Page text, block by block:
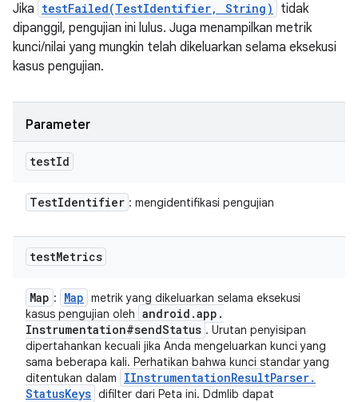
Jika testFailed(TestIdentifier, String)
tidak
dipanggil, pengujian ini lulus. Juga menampilkan metrik
kunci/nilai yang mungkin telah dikeluarkan selama eksekusi
kasus pengujian.
Parameter
testId
TestIdentifier : mengidentifikasi pengujian
testMetrics
Map : Map metrik yang dikeluarkan selama eksekusi
kasus pengujian oleh android .app .
Instrumentation#sendStatus . Urutan penyisipan
dipertahankan kecuali jika Anda mengeluarkan kunci yang
sama beberapa kali. Perhatikan bahwa kunci standar yang
ditentukan dalam
IInstrumentationResultParser.
StatusKeys difilter dari Peta ini. Ddmlib dapat